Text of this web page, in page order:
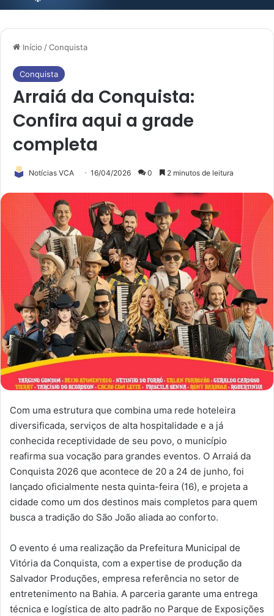
Início /Conquista
Conquista
Arraiá da Conquista:
Confira aqui a grade
completa
Notícias VCA 16/04/2026 0 2 minutos de leitura
Com uma estrutura que combina uma rede hoteleira
diversificada, serviços de alta hospitalidade e a já
conhecida receptividade de seu povo, o município
reafirma sua vocação para grandes eventos. O Arraiá da
Conquista 2026 que acontece de 20 a 24 de junho, foi
lançado oficialmente nesta quinta-feira (16), e projeta a
cidade como um dos destinos mais completos para quem
busca a tradição do São João aliada ao conforto.
O evento é uma realização da Prefeitura Municipal de
Vitória da Conquista, com a expertise de produção da
Salvador Produções, empresa referência no setor de
entretenimento na Bahia. A parceria garante uma entrega
técnica e logística de alto padrão no Parque de Exposições